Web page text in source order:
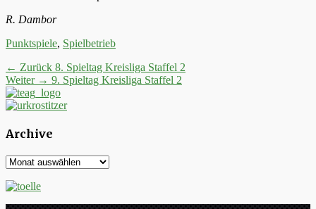
R. Dambor
Kategorien
Punktspiele, Spielbetrieb
Beitrags-
Navigation
← Zurück Vorheriger
Beitrag:
8. Spieltag Kreisliga Staffel 2
Weiter → Nächster
Beitrag:
9. Spieltag Kreisliga Staffel 2
Archive
Archive